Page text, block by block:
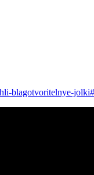
blagotvoritelnye-